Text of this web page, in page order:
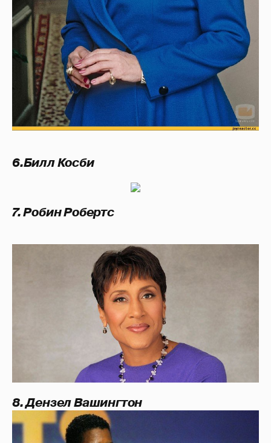
6.Билл Косби
7. Робин Робертс
8. Дензел Вашингтон